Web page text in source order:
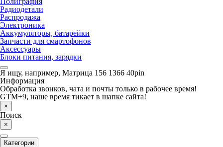
Радиодетали
Распродажа
Электроника
Аккумуляторы, батарейки
Запчасти для смартофонов
Аксессуары
Блоки питания, зарядки
Я ищу, например, Матрица 156 1366 40pin
Информация
Обработка звонков, чата и почты только в рабочее время!
GTM+9, наше время тикает в шапке сайта!
×
Поиск
×
Категории